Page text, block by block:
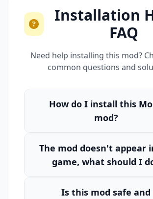
Installation
FAQ
Need help installing this mod?
common questions and
How do I install this
mod?
The mod doesn't appear
game, what should I
Is this mod safe and